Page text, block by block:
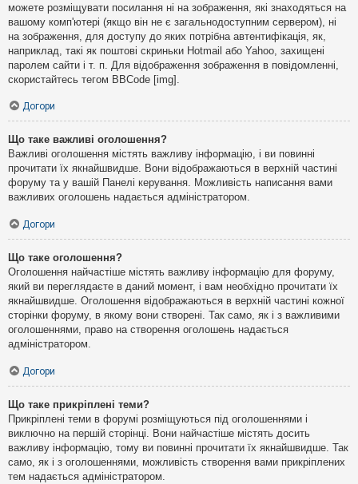
можете розміщувати посилання ні на зображення, які знаходяться на
вашому комп'ютері (якщо він не є загальнодоступним сервером), ні
на зображення, для доступу до яких потрібна автентифікація, як,
наприклад, такі як поштові скриньки Hotmail або Yahoo, захищені
паролем сайти і т. п. Для відображення зображення в повідомленні,
скористайтесь тегом BBCode [img].
Догори
Що таке важливі оголошення?
Важливі оголошення містять важливу інформацію, і ви повинні
прочитати їх якнайшвидше. Вони відображаються в верхній частині
форуму та у вашій Панелі керування. Можливість написання вами
важливих оголошень надається адміністратором.
Догори
Що таке оголошення?
Оголошення найчастіше містять важливу інформацію для форуму,
який ви переглядаєте в даний момент, і вам необхідно прочитати їх
якнайшвидше. Оголошення відображаються в верхній частині кожної
сторінки форуму, в якому вони створені. Так само, як і з важливими
оголошеннями, право на створення оголошень надається
адміністратором.
Догори
Що таке прикріплені теми?
Прикріплені теми в форумі розміщуються під оголошеннями і
виключно на першій сторінці. Вони найчастіше містять досить
важливу інформацію, тому ви повинні прочитати їх якнайшвидше. Так
само, як і з оголошеннями, можливість створення вами прикріплених
тем надається адміністратором.